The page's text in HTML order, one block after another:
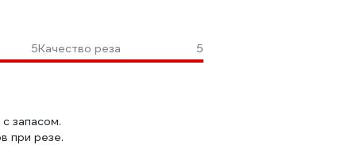
5Качество реза 5
запасом.
при резе.